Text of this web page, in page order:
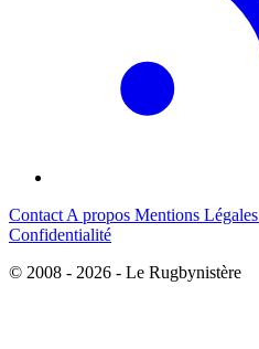
Contact A propos Mentions Légales
Confidentialité
© 2008 - 2026 - Le Rugbynistère